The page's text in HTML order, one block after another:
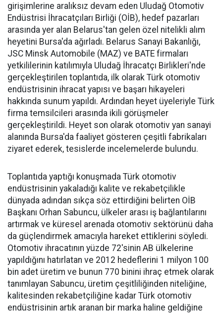
girişimlerine aralıksız devam eden Uludağ Otomotiv
Endüstrisi İhracatçıları Birliği (OİB), hedef pazarları
arasında yer alan Belarus'tan gelen özel nitelikli alım
heyetini Bursa'da ağırladı. Belarus Sanayi Bakanlığı,
JSC Minsk Automobile (MAZ) ve BATE firmaları
yetkililerinin katılımıyla Uludağ İhracatçı Birlikleri'nde
gerçekleştirilen toplantıda, ilk olarak Türk otomotiv
endüstrisinin ihracat yapısı ve başarı hikayeleri
hakkında sunum yapıldı. Ardından heyet üyeleriyle Türk
firma temsilcileri arasında ikili görüşmeler
gerçekleştirildi. Heyet son olarak otomotiv yan sanayi
alanında Bursa'da faaliyet gösteren çeşitli fabrikaları
ziyaret ederek, tesislerde incelemelerde bulundu.
Toplantıda yaptığı konuşmada Türk otomotiv
endüstrisinin yakaladığı kalite ve rekabetçilikle
dünyada adından sıkça söz ettirdiğini belirten OİB
Başkanı Orhan Sabuncu, ülkeler arası iş bağlantılarını
artırmak ve küresel arenada otomotiv sektörünü daha
da güçlendirmek amacıyla hareket ettiklerini söyledi.
Otomotiv ihracatının yüzde 72'sinin AB ülkelerine
yapıldığını hatırlatan ve 2012 hedeflerini 1 milyon 100
bin adet üretim ve bunun 770 binini ihraç etmek olarak
tanımlayan Sabuncu, üretim çeşitliliğinden niteliğine,
kalitesinden rekabetçiliğine kadar Türk otomotiv
endüstrisinin artık aranan bir marka haline geldiğine